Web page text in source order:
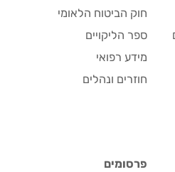
חוק הביטוח הלאומי
ספר הליקויים
מידע רפואי
חוזרים ונהלים
פרסומים